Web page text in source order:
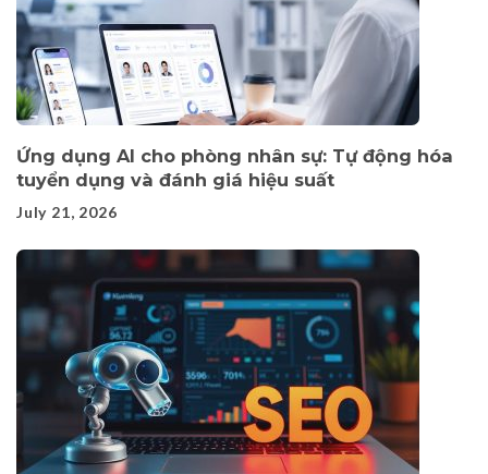
Ứng dụng AI cho phòng nhân sự: Tự động hóa
tuyển dụng và đánh giá hiệu suất
July 21, 2026